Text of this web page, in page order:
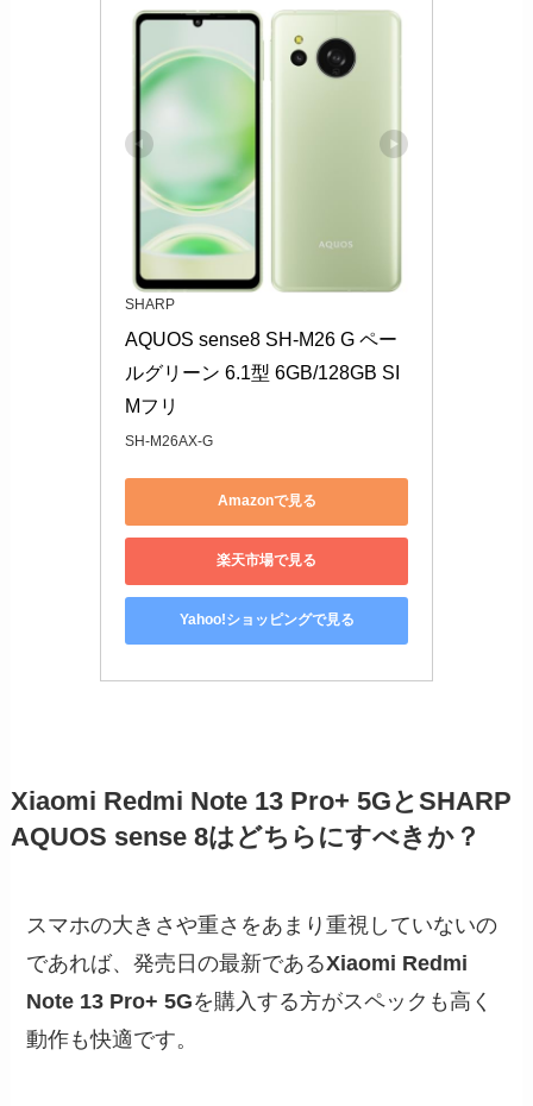
SHARP
AQUOS sense8 SH-M26 G ペー
ルグリーン 6.1型 6GB/128GB SI
Mフリ
SH-M26AX-G
Amazonで見る
楽天市場で見る
Yahoo!ショッピングで見る
Xiaomi Redmi Note 13 Pro+ 5GとSHARP
AQUOS sense 8はどちらにすべきか？
スマホの大きさや重さをあまり重視していないの
であれば、発売日の最新であるXiaomi Redmi
Note 13 Pro+ 5Gを購入する方がスペックも高く
動作も快適です。